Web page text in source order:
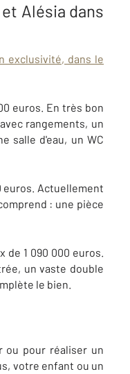
Alésia dans
exclusivité, dans le
euros. En très bon
rangements, un
salle d'eau, un WC
euros. Actuellement
: une pièce
de 1 090 000 euros.
un vaste double
le bien.
ou pour réaliser un
votre enfant ou un